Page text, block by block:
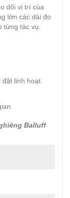
dõi vị trí của
lớn các dải đo
từng tác vụ.
đặt linh hoạt
Balluff